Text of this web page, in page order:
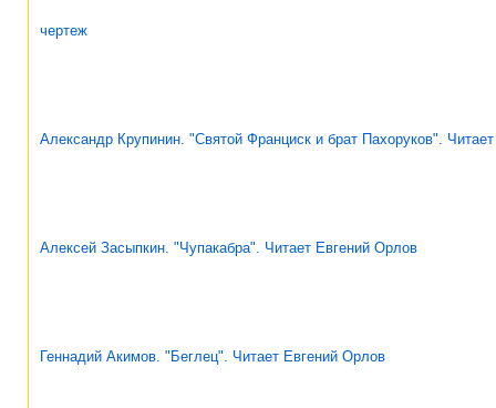
чертеж
Александр Крупинин. "Святой Франциск и брат Пахоруков".
Алексей Засыпкин. "Чупакабра". Читает Евгений Орлов
Геннадий Акимов. "Беглец". Читает Евгений Орлов